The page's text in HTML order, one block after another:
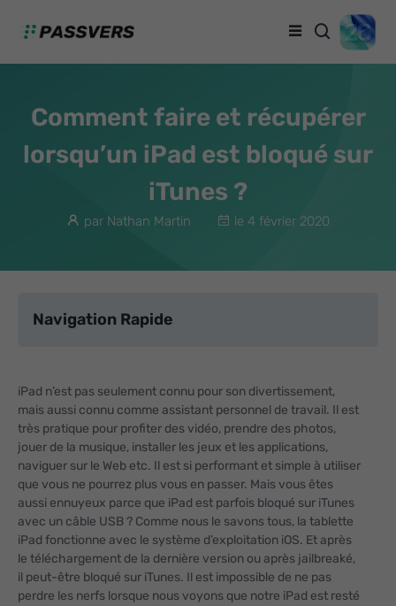
Comment faire et récupérer
lorsqu’un iPad est bloqué sur
iTunes ?
par Nathan Martin le 4 février 2020
Navigation Rapide
iPad n’est pas seulement connu pour son divertissement,
mais aussi connu comme assistant personnel de travail. Il est
très pratique pour profiter des vidéo, prendre des photos,
jouer de la musique, installer les jeux et les applications,
naviguer sur le Web etc. Il est si performant et simple à utiliser
que vous ne pourrez plus vous en passer. Mais vous êtes
aussi ennuyeux parce que iPad est parfois bloqué sur iTunes
avec un câble USB ? Comme nous le savons tous, la tablette
iPad fonctionne avec le système d’exploitation iOS. Et après
le téléchargement de la dernière version ou après jailbreaké,
il peut-être bloqué sur iTunes. Il est impossible de ne pas
perdre les nerfs lorsque nous voyons que notre iPad est resté